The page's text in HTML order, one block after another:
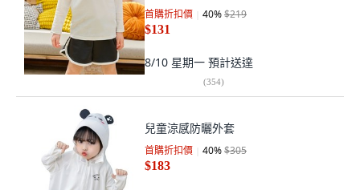
首購折扣價 40%$219
$131
8/10 星期一 預計送達
(354)
兒童涼感防曬外套
首購折扣價 40%$305
$183